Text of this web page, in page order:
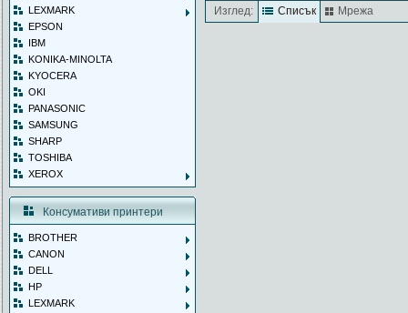
LEXMARK
EPSON
IBM
KONIKA-MINOLTA
KYOCERA
OKI
PANASONIC
SAMSUNG
SHARP
TOSHIBA
XEROX
Консумативи принтери
BROTHER
CANON
DELL
HP
LEXMARK
Изглед:
Списък Мрежа